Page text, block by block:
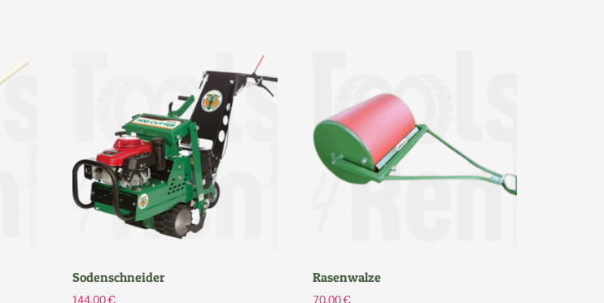
Sodenschneider
144,00€
Rasenwalze
70,00€